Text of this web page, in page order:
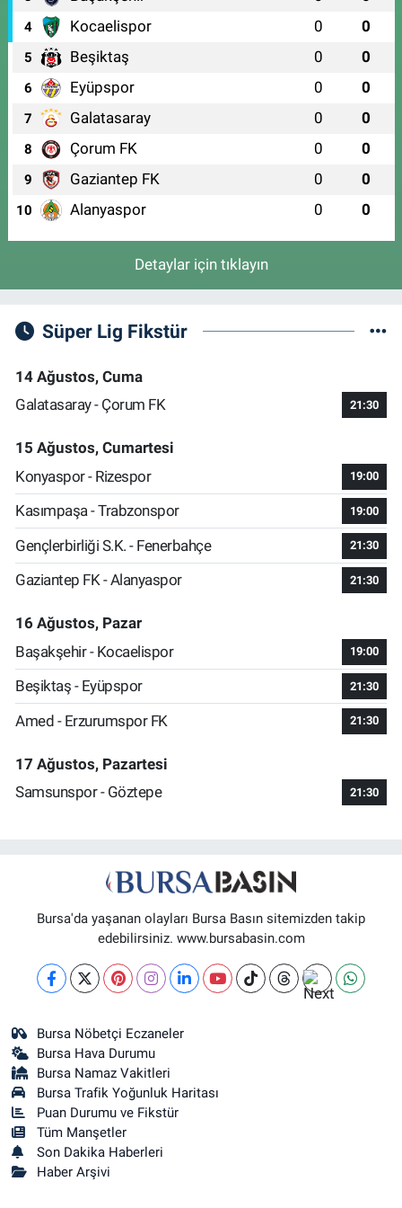
0 (224) 251 33 44
4 Kocaelispor 0 0
5 Beşiktaş 0 0
6 Eyüpspor 0 0
7 Galatasaray 0 0
8 Çorum FK 0 0
9 Gaziantep FK 0 0
10 Alanyaspor 0 0
Detaylar için tıklayın
Süper Lig Fikstür
14 Ağustos, Cuma
Galatasaray - Çorum FK
21:30
15 Ağustos, Cumartesi
Konyaspor - Rizespor
19:00
Kasımpaşa - Trabzonspor 19:00
Gençlerbirliği S.K. - Fenerbahçe 21:30
Gaziantep FK - Alanyaspor 21:30
16 Ağustos, Pazar
Başakşehir - Kocaelispor
19:00
Beşiktaş - Eyüpspor 21:30
Amed - Erzurumspor FK 21:30
17 Ağustos, Pazartesi
Samsunspor - Göztepe
21:30
Bursa'da yaşanan olayları Bursa Basın sitemizden takip
edebilirsiniz. www.bursabasin.com
Bursa Nöbetçi Eczaneler
Bursa Hava Durumu
Bursa Namaz Vakitleri
Bursa Trafik Yoğunluk Haritası
Puan Durumu ve Fikstür
Tüm Manşetler
Son Dakika Haberleri
Haber Arşivi